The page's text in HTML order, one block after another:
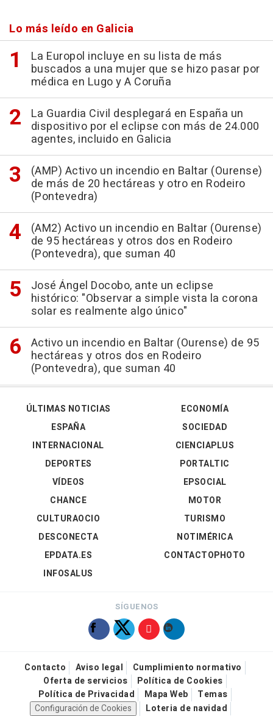
Lo más leído en Galicia
La Europol incluye en su lista de más
buscados a una mujer que se hizo pasar por
médica en Lugo y A Coruña
La Guardia Civil desplegará en España un
dispositivo por el eclipse con más de 24.000
agentes, incluido en Galicia
(AMP) Activo un incendio en Baltar (Ourense)
de más de 20 hectáreas y otro en Rodeiro
(Pontevedra)
(AM2) Activo un incendio en Baltar (Ourense)
de 95 hectáreas y otros dos en Rodeiro
(Pontevedra), que suman 40
José Ángel Docobo, ante un eclipse
histórico: "Observar a simple vista la corona
solar es realmente algo único"
Activo un incendio en Baltar (Ourense) de 95
hectáreas y otros dos en Rodeiro
(Pontevedra), que suman 40
ÚLTIMAS NOTICIAS
ESPAÑA
INTERNACIONAL
DEPORTES
VÍDEOS
ECONOMÍA
SOCIEDAD
CIENCIAPLUS
PORTALTIC
EPSOCIAL
CHANCE
CULTURAOCIO
DESCONECTA
EPDATA.ES
INFOSALUS
MOTOR
TURISMO
NOTIMÉRICA
CONTACTOPHOTO
SÍGUENOS
Contacto Aviso legal
Cumplimiento normativo
Oferta de servicios
Política de Cookies
Política de Privacidad
Mapa Web
Temas
Configuración de Cookies
Loteria de navidad